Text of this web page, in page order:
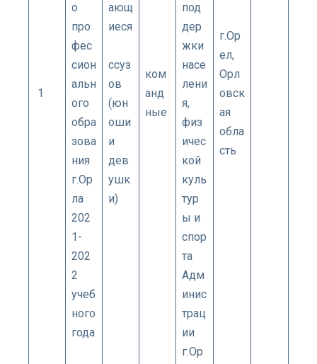
1
о
про
фес
сион
альн
ого
обра
зова
ния
г.Ор
ла
202
1-
202
2
учеб
ного
года
ающ
иеся
ссуз
ов
(юн
оши
и
дев
ушк
и)
ком
анд
ные
под
дер
жки
насе
лени
я,
физ
ичес
кой
куль
тур
ы и
спор
та
Адм
инис
трац
ии
г.Ор
г.Ор
ел,
Орл
овск
ая
обла
сть